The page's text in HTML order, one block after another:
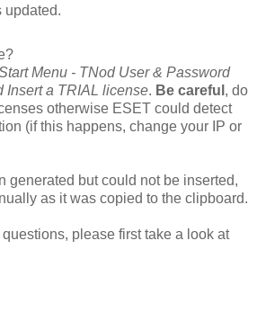
updated.
Menu - TNod User & Password
Insert a TRIAL license. Be careful , do
otherwise ESET could detect
(if this happens, change your IP or
generated but could not be inserted,
as it was copied to the clipboard.
please first take a look at